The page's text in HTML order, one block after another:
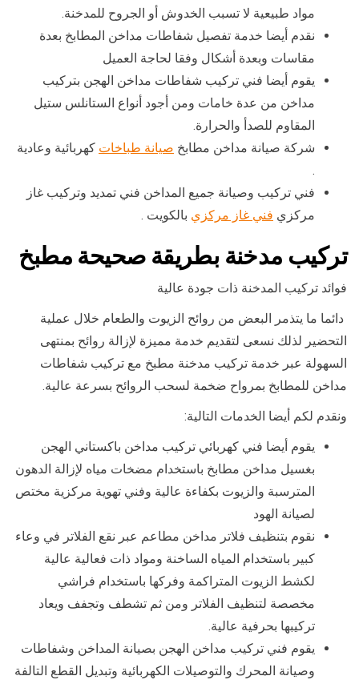
مواد طبيعية لا تسبب الخدوش أو الجروح للمدخنة.
نقدم أيضا خدمة تفصيل شفاطات مداخن المطابخ بعدة
مقاسات وبعدة أشكال وفقا لحاجة العميل
يقوم أيضا فني تركيب شفاطات مداخن الهجن بتركيب
مداخن من عدة خامات ومن أجود أنواع الستانلس ستيل
المقاوم للصدأ والحرارة.
شركة صيانة مداخن مطابخ صيانة طباخات كهربائية وعادية
.
فني تركيب وصيانة جميع المداخن فني تمديد وتركيب غاز
مركزي فني غاز مركزي بالكويت .
تركيب مدخنة بطريقة صحيحة مطبخ
فوائد تركيب المدخنة ذات جودة عالية
دائما ما يتذمر البعض من روائح الزيوت والطعام خلال عملية
التحضير لذلك نسعى لتقديم خدمة مميزة لإزالة روائح بمنتهى
السهولة عبر خدمة تركيب مدخنة مطبخ مع تركيب شفاطات
مداخن للمطابخ بمرواح ضخمة لسحب الروائح بسرعة عالية.
ونقدم لكم أيضا الخدمات التالية:
يقوم أيضا فني كهربائي تركيب مداخن باكستاني الهجن
بغسيل مداخن مطابخ باستخدام مضخات مياه لإزالة الدهون
المترسبة والزيوت بكفاءة عالية وفني تهوية مركزية مختص
لصيانة الهود
نقوم بتنظيف فلاتر مداخن مطاعم عبر نقع الفلاتر في وعاء
كبير باستخدام المياه الساخنة ومواد ذات فعالية عالية
لكشط الزيوت المتراكمة وفركها باستخدام فراشي
مخصصة لتنظيف الفلاتر ومن ثم تشطف وتجفف ويعاد
تركيبها بحرفية عالية.
يقوم فني تركيب مداخن الهجن بصيانة المداخن وشفاطات
وصيانة المحرك والتوصيلات الكهربائية وتبديل القطع التالفة